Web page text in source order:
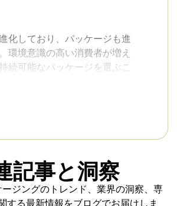
化しており、パッケージも進
環境意識の高い消費者が増え
続可能なパッケージを選ぶこ
サステナビリティ基準に沿っ
高く、手頃な価格の、環境に
わしい、環境にやさしいパッ
記事と洞察
ジングのトレンド、業界の洞察、専
する最新情報をブログでお届けしま